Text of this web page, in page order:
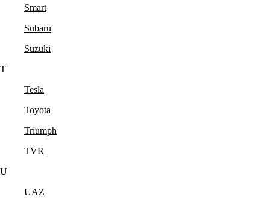
Smart
Subaru
Suzuki
T
Tesla
Toyota
Triumph
TVR
U
UAZ